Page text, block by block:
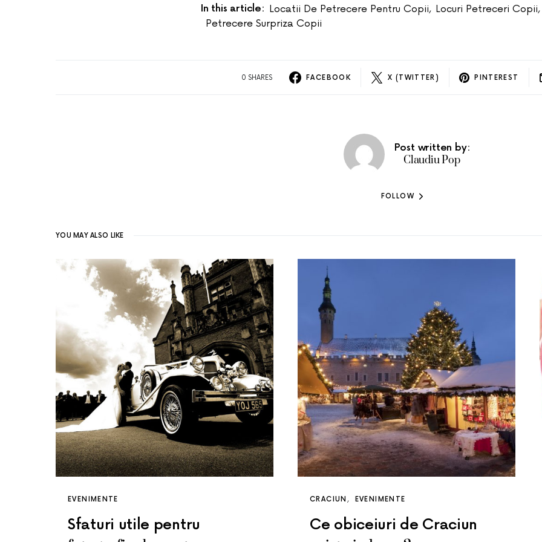
In this article: Locatii De Petrecere Pentru Copii, Locuri Petreceri Copii,
Petrecere Surpriza Copii
0 SHARES FACEBOOK X (TWITTER) PINTEREST
Post written by:
Claudiu Pop
FOLLOW
YOU MAY ALSO LIKE
EVENIMENTE
Sfaturi utile pentru
CRACIUN EVENIMENTE
Ce obiceiuri de Craciun